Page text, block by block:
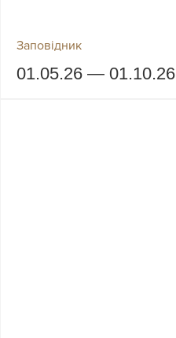
Заповідник
01.05.26 — 01.10.26